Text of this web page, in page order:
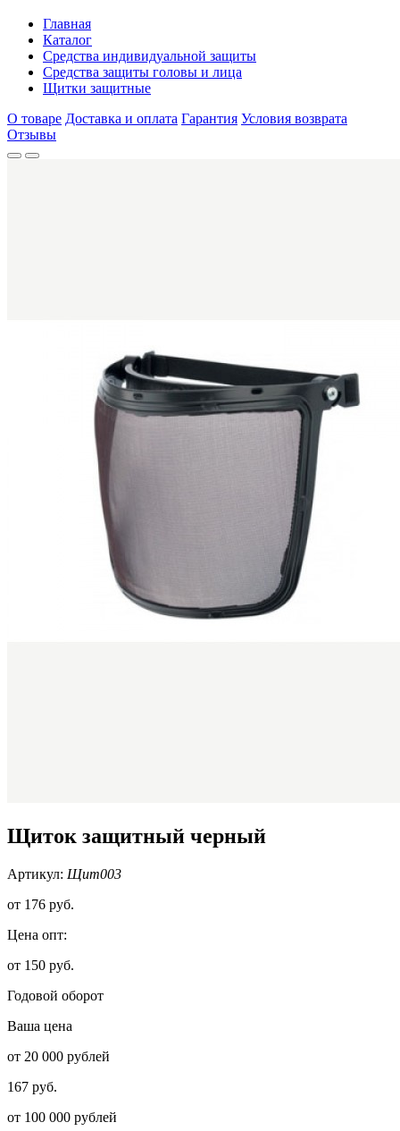
Главная
Каталог
Средства индивидуальной защиты
Средства защиты головы и лица
Щитки защитные
О товаре Доставка и оплата Гарантия Условия возврата
Отзывы
Щиток защитный черный
Артикул: Щит003
от 176 руб.
Цена опт:
от 150 руб.
Годовой оборот
Ваша цена
от 20 000 рублей
167 руб.
от 100 000 рублей